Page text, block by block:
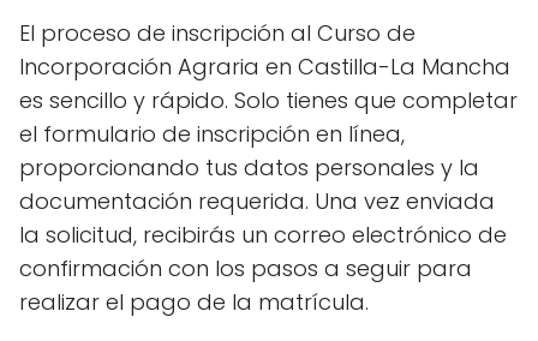
El proceso de inscripción al Curso de
Incorporación Agraria en Castilla-La Mancha
es sencillo y rápido. Solo tienes que completar
el formulario de inscripción en línea,
proporcionando tus datos personales y la
documentación requerida. Una vez enviada
la solicitud, recibirás un correo electrónico de
confirmación con los pasos a seguir para
realizar el pago de la matrícula.